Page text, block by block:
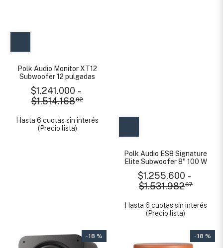
Polk Audio Monitor XT12
Subwoofer 12 pulgadas
$1.241.000 -
$1.514.16892
Hasta 6 cuotas sin interés
(Precio lista)
Polk Audio ES8 Signature
Elite Subwoofer 8" 100 W
$1.255.600 -
$1.531.98267
Hasta 6 cuotas sin interés
(Precio lista)
- 18 % - 18 %